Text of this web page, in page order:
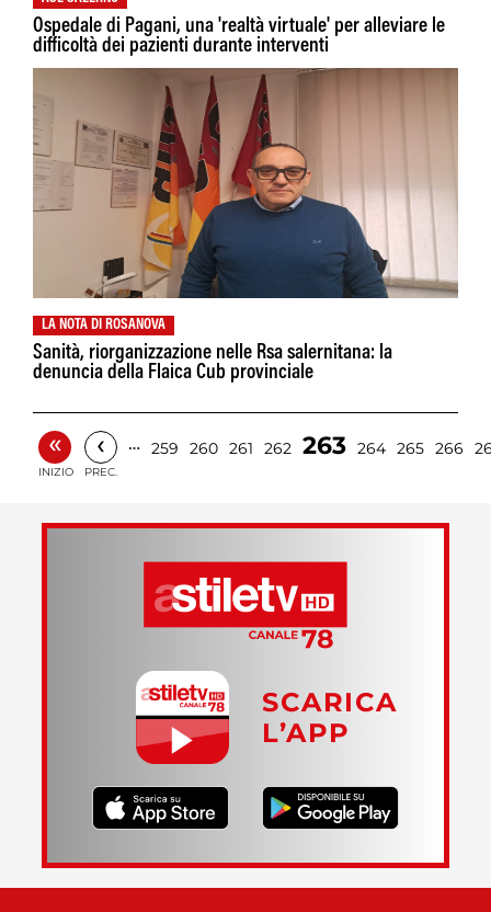
Ospedale di Pagani, una 'realtà virtuale' per alleviare le
difficoltà dei pazienti durante interventi
LA NOTA DI ROSANOVA
Sanità, riorganizzazione nelle Rsa salernitana: la
denuncia della Flaica Cub provinciale
«
INIZIO
‹
PREC.
… 259 260 261 262 263 264 265 266
SCARICA
L’APP